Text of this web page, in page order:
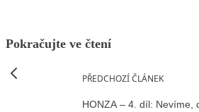
Pokračujte ve čtení
PŘEDCHOZÍ ČLÁNEK
HONZA – 4. díl: Nevíme,